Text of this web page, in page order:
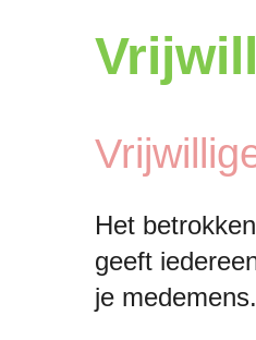
Het
geeft
je